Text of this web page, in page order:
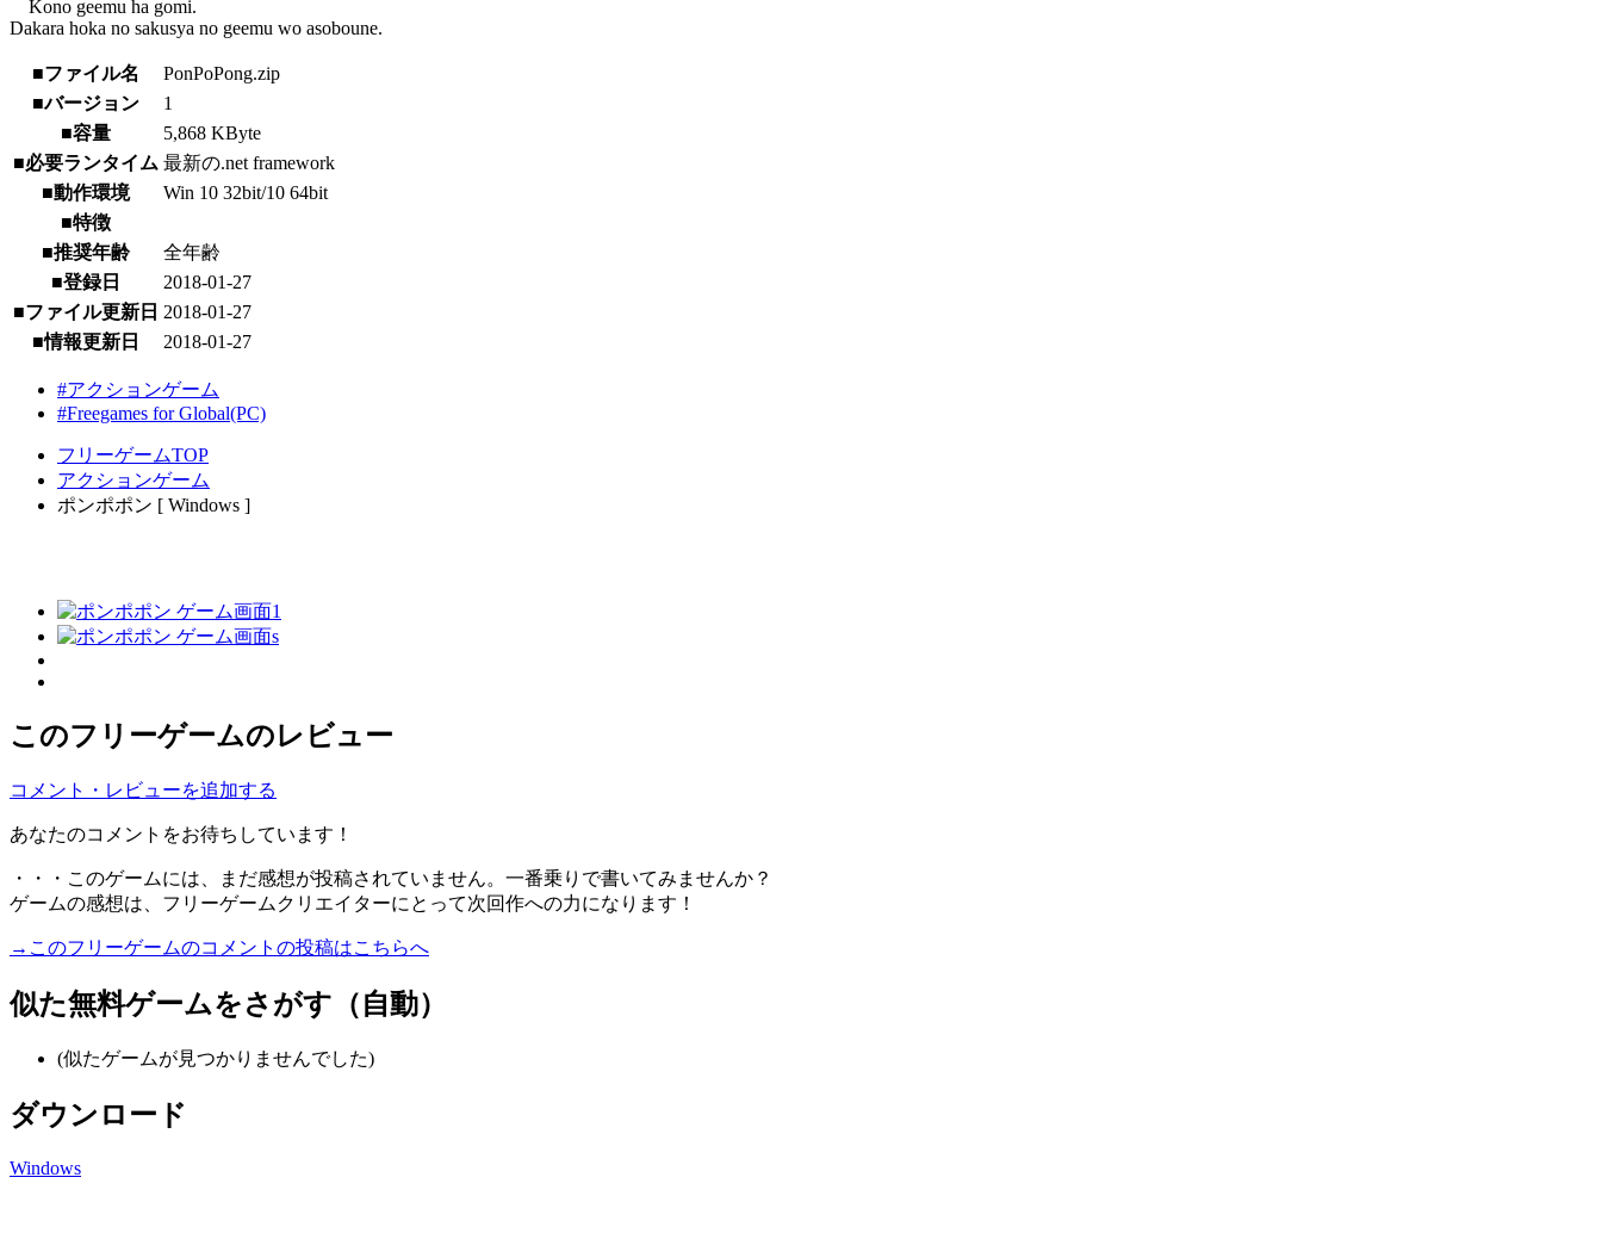
Kono geemu ha gomi.
Dakara hoka no sakusya no geemu wo asoboune.
■ファイル名
PonPoPong.zip
■バージョン
1
■容量
5,868 KByte
■必要ランタイム 最新の.net framework
■動作環境
Win 10 32bit/10 64bit
■特徴
■推奨年齢
全年齢
■登録日
2018-01-27
■ファイル更新日 2018-01-27
■情報更新日
2018-01-27
#アクションゲーム
#Freegames for Global(PC)
フリーゲームTOP
アクションゲーム
ポンポポン [ Windows ]
このフリーゲームのレビュー
コメント・レビューを追加する
あなたのコメントをお待ちしています！
・・・このゲームには、まだ感想が投稿されていません。一番乗りで書いてみませんか？
ゲームの感想は、フリーゲームクリエイターにとって次回作への力になります！
→このフリーゲームのコメントの投稿はこちらへ
似た無料ゲームをさがす（自動）
(似たゲームが見つかりませんでした)
ダウンロード
Windows